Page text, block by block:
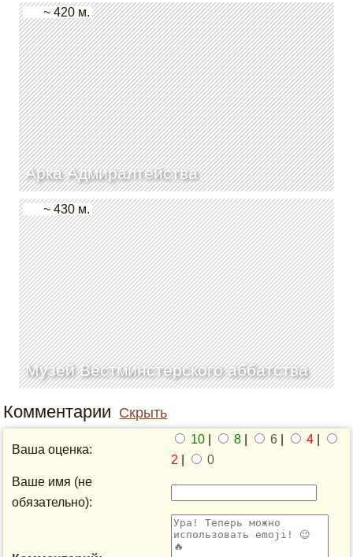
Арка Адмиралтейства
~ 420 м.
Музей Вестминстерского аббатства
~ 430 м.
Комментарии Скрыть
Ваша оценка:
10 8 6 4
2
0
Ваше имя (не
обязательно):